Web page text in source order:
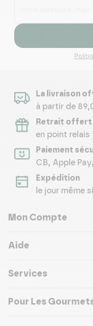
La livraison
à partir de
Retrait offert
en point relais
Paiement
CB, Apple
Expédition
le jour même
Mon Compte
Aide
Services
Pour Les